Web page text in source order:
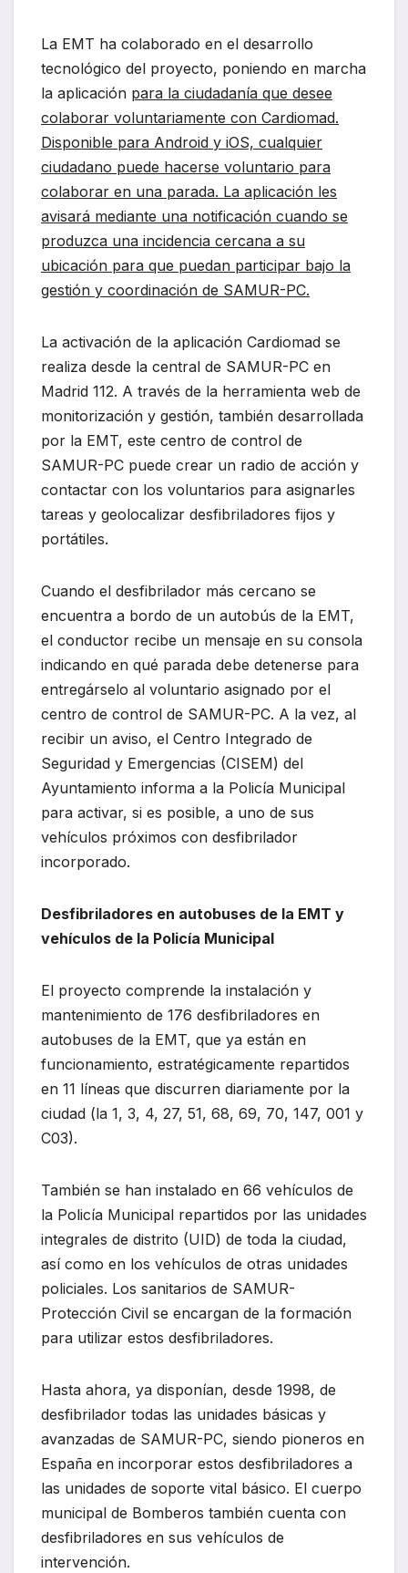
La EMT ha colaborado en el desarrollo
tecnológico del proyecto, poniendo en marcha
la aplicación para la ciudadanía que desee
colaborar voluntariamente con Cardiomad.
Disponible para Android y iOS, cualquier
ciudadano puede hacerse voluntario para
colaborar en una parada. La aplicación les
avisará mediante una notificación cuando se
produzca una incidencia cercana a su
ubicación para que puedan participar bajo la
gestión y coordinación de SAMUR-PC.
La activación de la aplicación Cardiomad se
realiza desde la central de SAMUR-PC en
Madrid 112. A través de la herramienta web de
monitorización y gestión, también desarrollada
por la EMT, este centro de control de
SAMUR-PC puede crear un radio de acción y
contactar con los voluntarios para asignarles
tareas y geolocalizar desfibriladores fijos y
portátiles.
Cuando el desfibrilador más cercano se
encuentra a bordo de un autobús de la EMT,
el conductor recibe un mensaje en su consola
indicando en qué parada debe detenerse para
entregárselo al voluntario asignado por el
centro de control de SAMUR-PC. A la vez, al
recibir un aviso, el Centro Integrado de
Seguridad y Emergencias (CISEM) del
Ayuntamiento informa a la Policía Municipal
para activar, si es posible, a uno de sus
vehículos próximos con desfibrilador
incorporado.
Desfibriladores en autobuses de la EMT y
vehículos de la Policía Municipal
El proyecto comprende la instalación y
mantenimiento de 176 desfibriladores en
autobuses de la EMT, que ya están en
funcionamiento, estratégicamente repartidos
en 11 líneas que discurren diariamente por la
ciudad (la 1, 3, 4, 27, 51, 68, 69, 70, 147, 001 y
C03).
También se han instalado en 66 vehículos de
la Policía Municipal repartidos por las unidades
integrales de distrito (UID) de toda la ciudad,
así como en los vehículos de otras unidades
policiales. Los sanitarios de SAMUR-
Protección Civil se encargan de la formación
para utilizar estos desfibriladores.
Hasta ahora, ya disponían, desde 1998, de
desfibrilador todas las unidades básicas y
avanzadas de SAMUR-PC, siendo pioneros en
España en incorporar estos desfibriladores a
las unidades de soporte vital básico. El cuerpo
municipal de Bomberos también cuenta con
desfibriladores en sus vehículos de
intervención.